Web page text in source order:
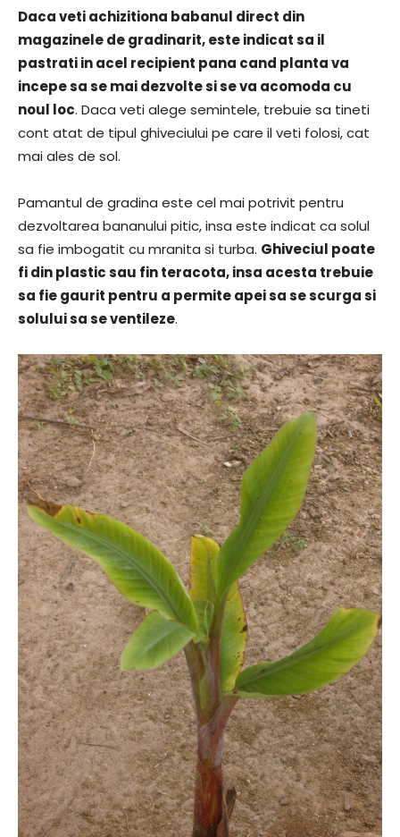
Daca veti achizitiona babanul direct din
magazinele de gradinarit, este indicat sa il
pastrati in acel recipient pana cand planta va
incepe sa se mai dezvolte si se va acomoda cu
noul loc. Daca veti alege semintele, trebuie sa tineti
cont atat de tipul ghiveciului pe care il veti folosi, cat
mai ales de sol.
Pamantul de gradina este cel mai potrivit pentru
dezvoltarea bananului pitic, insa este indicat ca solul
sa fie imbogatit cu mranita si turba. Ghiveciul poate
fi din plastic sau fin teracota, insa acesta trebuie
sa fie gaurit pentru a permite apei sa se scurga si
solului sa se ventileze.